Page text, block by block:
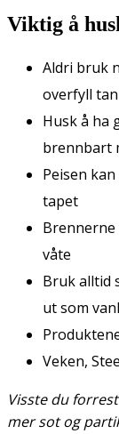
Viktig å
Aldri bruk
overfyll
Husk å ha
brennbart
Peisen
tapet
våte
Bruk alltid
ut som
Veken,
Visste du
mer sot og